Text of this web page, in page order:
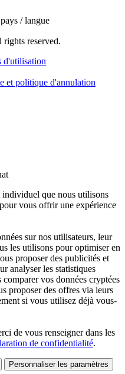
/ langue
rights reserved.
d'utilisation
et politique d'annulation
individuel que nous utilisons
vous offrir une expérience
sur nos utilisateurs, leur
les utilisons pour optimiser en
proposer des publicités et
analyser les statistiques
vos données cryptées
proposer des offres via leurs
si vous utilisez déjà vous-
de vous renseigner dans les
de confidentialité.
Personnaliser les paramètres